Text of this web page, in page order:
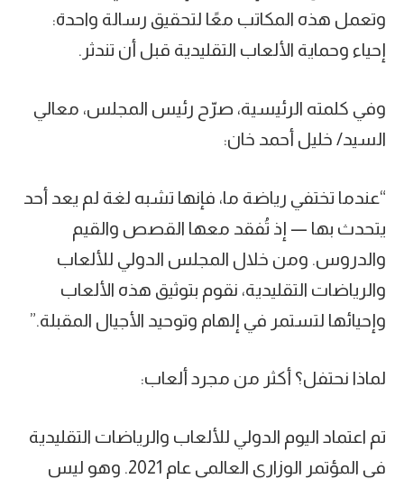
وتعمل هذه المكاتب معًا لتحقيق رسالة واحدة:
إحياء وحماية الألعاب التقليدية قبل أن تندثر.
وفي كلمته الرئيسية، صرّح رئيس المجلس، معالي
السيد/ خليل أحمد خان:
“عندما تختفي رياضة ما، فإنها تشبه لغة لم يعد أحد
يتحدث بها — إذ تُفقد معها القصص والقيم
والدروس. ومن خلال المجلس الدولي للألعاب
والرياضات التقليدية، نقوم بتوثيق هذه الألعاب
وإحيائها لتستمر في إلهام وتوحيد الأجيال المقبلة.”
لماذا نحتفل؟ أكثر من مجرد ألعاب:
تم اعتماد اليوم الدولي للألعاب والرياضات التقليدية
في المؤتمر الوزاري العالمي عام 2021. وهو ليس